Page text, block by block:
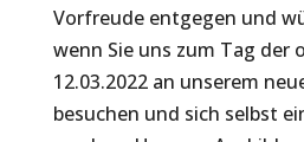
Vorfreude entgegen und
wenn Sie uns zum Tag der
12.03.2022 an unserem
besuchen und sich selbst